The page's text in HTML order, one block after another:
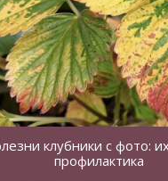
клубники с фото:
профилактика